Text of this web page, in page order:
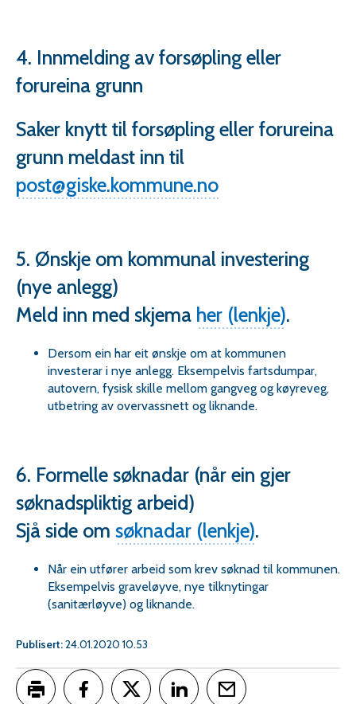
4. Innmelding av forsøpling eller
forureina grunn
Saker knytt til forsøpling eller forureina
grunn meldast inn til
post@giske.kommune.no
5. Ønskje om kommunal investering
(nye anlegg)
Meld inn med skjema her (lenkje).
Dersom ein har eit ønskje om at kommunen
investerar i nye anlegg. Eksempelvis fartsdumpar,
autovern, fysisk skille mellom gangveg og køyreveg,
utbetring av overvassnett og liknande.
6. Formelle søknadar (når ein gjer
søknadspliktig arbeid)
Sjå side om søknadar (lenkje).
Når ein utfører arbeid som krev søknad til kommunen.
Eksempelvis graveløyve, nye tilknytingar
(sanitærløyve) og liknande.
Publisert 24.01.2020 10.53